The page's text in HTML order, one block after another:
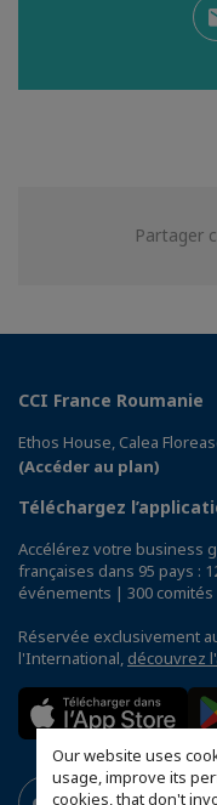
Our website uses
usage, improve its
cookies, that don't
Partager
CCI France Roumanie
Ethos House, Calea
(Accéder au plan)
Téléchargez
Accélérez votre business
françaises dans 95 pays :
événements | 300
Réservée exclusivement
l'International, découvrez